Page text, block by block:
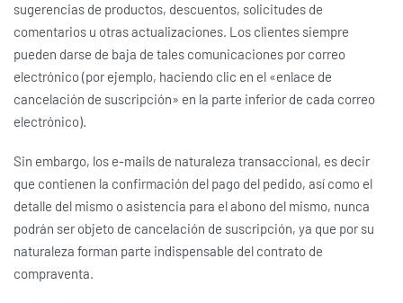
sugerencias de productos, descuentos, solicitudes de
comentarios u otras actualizaciones. Los clientes siempre
pueden darse de baja de tales comunicaciones por correo
electrónico (por ejemplo, haciendo clic en el «enlace de
cancelación de suscripción» en la parte inferior de cada correo
electrónico).
Sin embargo, los e-mails de naturaleza transaccional, es decir
que contienen la confirmación del pago del pedido, así como el
detalle del mismo o asistencia para el abono del mismo, nunca
podrán ser objeto de cancelación de suscripción, ya que por su
naturaleza forman parte indispensable del contrato de
compraventa.